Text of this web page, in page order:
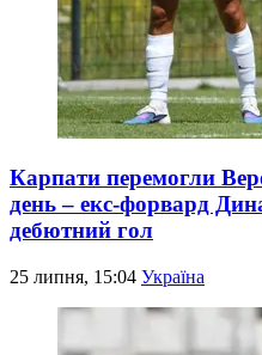
Карпати перемогли
день – екс-форвард
дебютний гол
25 липня, 15:04 Україна